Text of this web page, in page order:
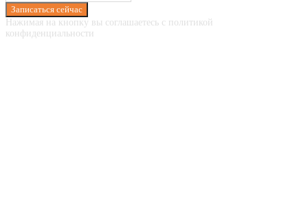
Записаться сейчас
Нажимая на кнопку вы соглашаетесь с политикой
конфиденциальности